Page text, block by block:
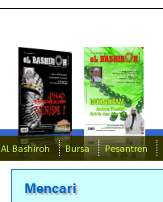
Al Bashiroh Bursa Pesantren
Mencari